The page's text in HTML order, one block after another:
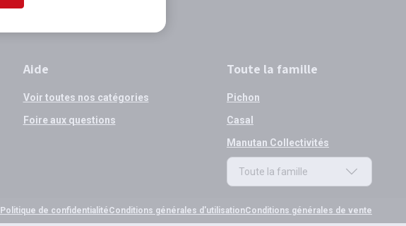
Aide
Voir toutes nos catégories
Foire aux questions
Toute la famille
Pichon
Casal
Manutan Collectivités
Toute la famille
Politique de confidentialitéConditions générales d'utilisationConditions générales de vente